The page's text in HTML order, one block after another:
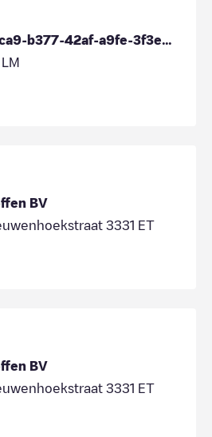
Greenflux/9174cca9-b377-42af-a9fe-3f3e6e99a15f
BV
3331 ET
BV
3331 ET